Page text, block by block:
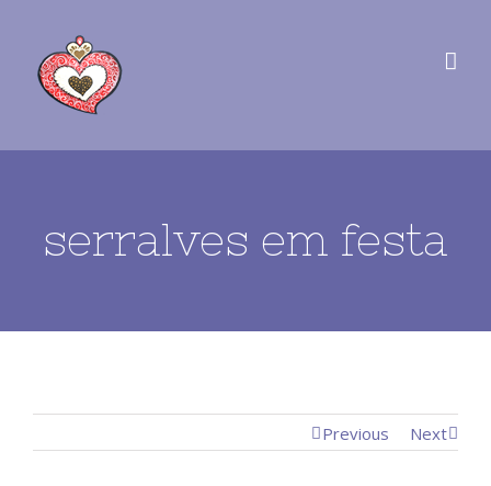
serralves em festa
Previous Next